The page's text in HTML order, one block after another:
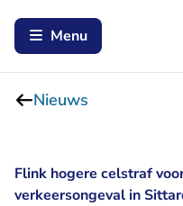
Menu
Nieuws
Flink hogere celstraf
verkeersongeval in